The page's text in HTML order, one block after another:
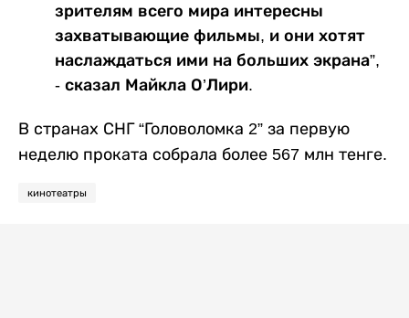
зрителям всего мира интересны
захватывающие фильмы, и они хотят
наслаждаться ими на больших экрана”,
- сказал Майкла О’Лири.
В странах СНГ “Головоломка 2” за первую
неделю проката собрала более 567 млн тенге.
кинотеатры